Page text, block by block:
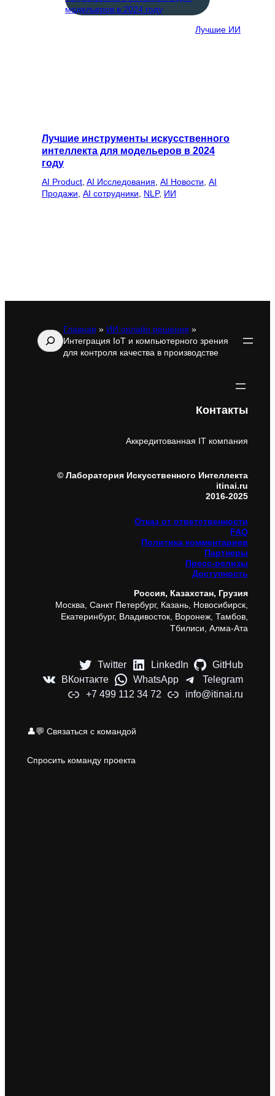
Лучшие ИИ
Лучшие инструменты искусственного
интеллекта для модельеров в 2024
году
AI Product AI Исследования AI Новости AI
Продажи AI сотрудники NLP, ИИ
Поиск
Главная » ИИ онлайн решения »
Интеграция IoT и компьютерного зрения
для контроля качества в производстве
Контакты
Аккредитованная IT компания
© Лаборатория Искусственного Интеллекта
itinai.ru
2016-2025
Отказ от ответственности
FAQ
Политика комментариев
Партнеры
Пресс-релизы
Доступность
Россия, Казахстан, Грузия
Москва, Санкт Петербург, Казань, Новосибирск,
Екатеринбург, Владивосток, Воронеж, Тамбов,
Тбилиси, Алма-Ата
Twitter LinkedIn
GitHub
ВКонтакте
WhatsApp
Telegram
+7 499 112 34 72
info@itinai.ru
👤💬 Связаться с командой
Спросить команду проекта